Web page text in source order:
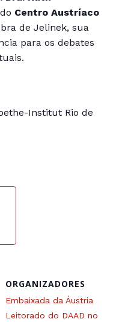
Centro Austríaco
de Jelinek, sua
para os debates
Institut Rio de
ORGANIZADORES
Embaixada da Áustria
Leitorado do DAAD no